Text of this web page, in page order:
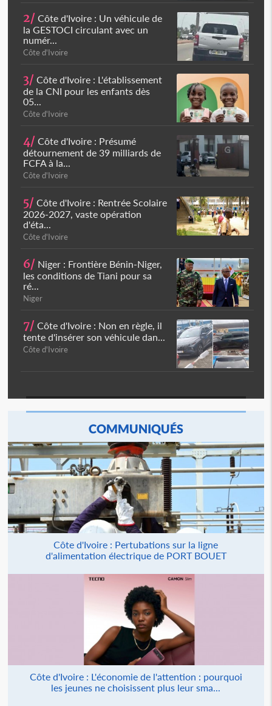
2/ Côte d'Ivoire : Un véhicule de
la GESTOCI circulant avec un
numér...
Côte d'Ivoire
3/ Côte d'Ivoire : L'établissement
de la CNI pour les enfants dès
05...
Côte d'Ivoire
4/ Côte d'Ivoire : Présumé
détournement de 39 milliards de
FCFA à la...
Côte d'Ivoire
5/ Côte d'Ivoire : Rentrée Scolaire
2026-2027, vaste opération
d'éta...
Côte d'Ivoire
6/ Niger : Frontière Bénin-Niger,
les conditions de Tiani pour sa
ré...
Niger
7/ Côte d'Ivoire : Non en règle, il
tente d'insérer son véhicule dan...
Côte d'Ivoire
COMMUNIQUÉS
Côte d'Ivoire : Pertubations sur la ligne
d'alimentation électrique de PORT BOUET
Côte d'Ivoire : L'économie de l'attention : pourquoi
les jeunes ne choisissent plus leur sma...